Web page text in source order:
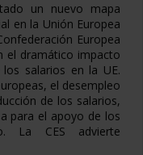
un nuevo mapa
en la Unión Europea
Europea
el dramático impacto
salarios en la UE.
el desempleo
de los salarios,
para el apoyo de los
La CES advierte